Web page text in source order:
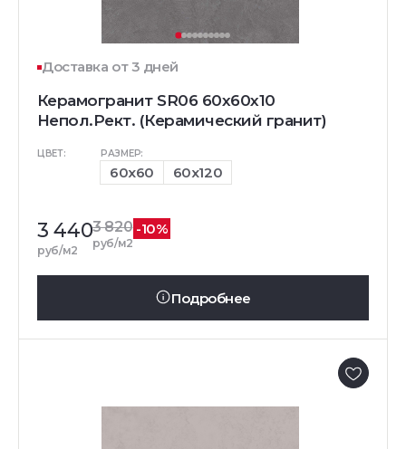
Доставка от 3 дней
Керамогранит SR06 60x60х10
Непол.Рект. (Керамический гранит)
ЦВЕТ: РАЗМЕР:
60x60 60x120
3 440
руб/м2
3 820
руб/м2
-10%
Подробнее